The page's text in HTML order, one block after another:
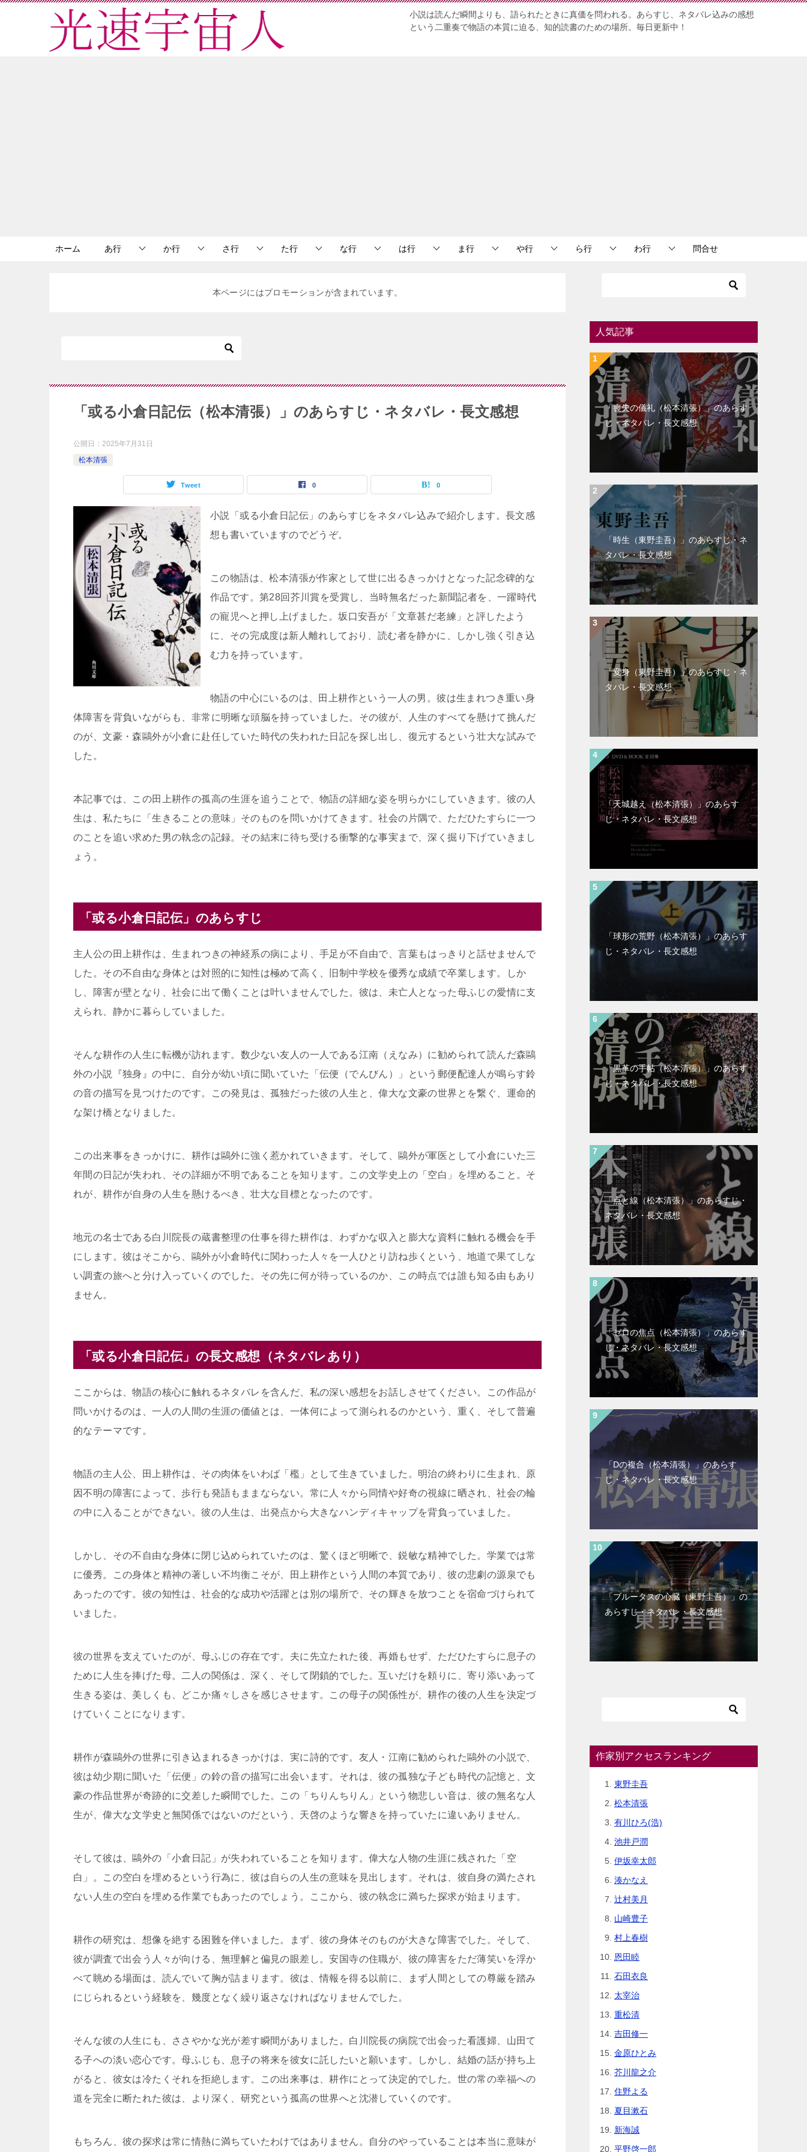
小説は読んだ瞬間よりも、語られたときに真価を問われる。あらすじ、ネタバレ込みの感想
という二重奏で物語の本質に迫る、知的読書のための場所。毎日更新中！
ホーム あ行 か行 さ行 た行 な行 は行 ま行 や行 ら行 わ行 問合せ
本ページにはプロモーションが含まれています。
「或る小倉日記伝（松本清張）」のあらすじ・ネタバレ・長文感想
公開日： 2025年7月31日
松本清張
Tweet 0 0
小説「或る小倉日記伝」のあらすじをネタバレ込みで紹介します。長文感
想も書いていますのでどうぞ。
この物語は、松本清張が作家として世に出るきっかけとなった記念碑的な
作品です。第28回芥川賞を受賞し、当時無名だった新聞記者を、一躍時代
の寵児へと押し上げました。坂口安吾が「文章甚だ老練」と評したよう
に、その完成度は新人離れしており、読む者を静かに、しかし強く引き込
む力を持っています。
物語の中心にいるのは、田上耕作という一人の男。彼は生まれつき重い身
体障害を背負いながらも、非常に明晰な頭脳を持っていました。その彼が、人生のすべてを懸けて挑んだ
のが、文豪・森鷗外が小倉に赴任していた時代の失われた日記を探し出し、復元するという壮大な試みで
した。
本記事では、この田上耕作の孤高の生涯を追うことで、物語の詳細な姿を明らかにしていきます。彼の人
生は、私たちに「生きることの意味」そのものを問いかけてきます。社会の片隅で、ただひたすらに一つ
のことを追い求めた男の執念の記録。その結末に待ち受ける衝撃的な事実まで、深く掘り下げていきまし
ょう。
「或る小倉日記伝」のあらすじ
主人公の田上耕作は、生まれつきの神経系の病により、手足が不自由で、言葉もはっきりと話せませんで
した。その不自由な身体とは対照的に知性は極めて高く、旧制中学校を優秀な成績で卒業します。しか
し、障害が壁となり、社会に出て働くことは叶いませんでした。彼は、未亡人となった母ふじの愛情に支
えられ、静かに暮らしていました。
そんな耕作の人生に転機が訪れます。数少ない友人の一人である江南（えなみ）に勧められて読んだ森鷗
外の小説『独身』の中に、自分が幼い頃に聞いていた「伝便（でんびん）」という郵便配達人が鳴らす鈴
の音の描写を見つけたのです。この発見は、孤独だった彼の人生と、偉大な文豪の世界とを繋ぐ、運命的
な架け橋となりました。
この出来事をきっかけに、耕作は鷗外に強く惹かれていきます。そして、鷗外が軍医として小倉にいた三
年間の日記が失われ、その詳細が不明であることを知ります。この文学史上の「空白」を埋めること。そ
れが、耕作が自身の人生を懸けるべき、壮大な目標となったのです。
地元の名士である白川院長の蔵書整理の仕事を得た耕作は、わずかな収入と膨大な資料に触れる機会を手
にします。彼はそこから、鷗外が小倉時代に関わった人々を一人ひとり訪ね歩くという、地道で果てしな
い調査の旅へと分け入っていくのでした。その先に何が待っているのか、この時点では誰も知る由もあり
ません。
「或る小倉日記伝」の長文感想（ネタバレあり）
ここからは、物語の核心に触れるネタバレを含んだ、私の深い感想をお話しさせてください。この作品が
問いかけるのは、一人の人間の生涯の価値とは、一体何によって測られるのかという、重く、そして普遍
的なテーマです。
物語の主人公、田上耕作は、その肉体をいわば「檻」として生きていました。明治の終わりに生まれ、原
因不明の障害によって、歩行も発語もままならない。常に人々から同情や好奇の視線に晒され、社会の輪
の中に入ることができない。彼の人生は、出発点から大きなハンディキャップを背負っていました。
しかし、その不自由な身体に閉じ込められていたのは、驚くほど明晰で、鋭敏な精神でした。学業では常
に優秀。この身体と精神の著しい不均衡こそが、田上耕作という人間の本質であり、彼の悲劇の源泉でも
あったのです。彼の知性は、社会的な成功や活躍とは別の場所で、その輝きを放つことを宿命づけられて
いました。
彼の世界を支えていたのが、母ふじの存在です。夫に先立たれた後、再婚もせず、ただひたすらに息子の
ために人生を捧げた母。二人の関係は、深く、そして閉鎖的でした。互いだけを頼りに、寄り添いあって
生きる姿は、美しくも、どこか痛々しさを感じさせます。この母子の関係性が、耕作の後の人生を決定づ
けていくことになります。
耕作が森鷗外の世界に引き込まれるきっかけは、実に詩的です。友人・江南に勧められた鷗外の小説で、
彼は幼少期に聞いた「伝便」の鈴の音の描写に出会います。それは、彼の孤独な子ども時代の記憶と、文
豪の作品世界が奇跡的に交差した瞬間でした。この「ちりんちりん」という物悲しい音は、彼の無名な人
生が、偉大な文学史と無関係ではないのだという、天啓のような響きを持っていたに違いありません。
そして彼は、鷗外の「小倉日記」が失われていることを知ります。偉大な人物の生涯に残された「空
白」。この空白を埋めるという行為に、彼は自らの人生の意味を見出します。それは、彼自身の満たされ
ない人生の空白を埋める作業でもあったのでしょう。ここから、彼の執念に満ちた探求が始まります。
耕作の研究は、想像を絶する困難を伴いました。まず、彼の身体そのものが大きな障害でした。そして、
彼が調査で出会う人々が向ける、無理解と偏見の眼差し。安国寺の住職が、彼の障害をただ薄笑いを浮か
べて眺める場面は、読んでいて胸が詰まります。彼は、情報を得る以前に、まず人間としての尊厳を踏み
にじられるという経験を、幾度となく繰り返さなければなりませんでした。
そんな彼の人生にも、ささやかな光が差す瞬間がありました。白川院長の病院で出会った看護婦、山田て
る子への淡い恋心です。母ふじも、息子の将来を彼女に託したいと願います。しかし、結婚の話が持ち上
がると、彼女は冷たくそれを拒絶します。この出来事は、耕作にとって決定的でした。世の常の幸福への
道を完全に断たれた彼は、より深く、研究という孤高の世界へと沈潜していくのです。
もちろん、彼の探求は常に情熱に満ちていたわけではありません。自分のやっていることは本当に意味が
人気記事
「喪失の儀礼（松本清張）」のあらす
じ・ネタバレ・長文感想
「時生（東野圭吾）」のあらすじ・ネ
タバレ・長文感想
「変身（東野圭吾）」のあらすじ・ネ
タバレ・長文感想
「天城越え（松本清張）」のあらす
じ・ネタバレ・長文感想
「球形の荒野（松本清張）」のあらす
じ・ネタバレ・長文感想
「黒革の手帖（松本清張）」のあらす
じ・ネタバレ・長文感想
「点と線（松本清張）」のあらすじ・
ネタバレ・長文感想
「ゼロの焦点（松本清張）」のあらす
じ・ネタバレ・長文感想
「Dの複合（松本清張）」のあらす
じ・ネタバレ・長文感想
「ブルータスの心臓（東野圭吾）」の
あらすじ・ネタバレ・長文感想
作家別アクセスランキング
東野圭吾
松本清張
有川ひろ(浩)
池井戸潤
伊坂幸太郎
湊かなえ
辻村美月
山崎豊子
村上春樹
恩田睦
石田衣良
太宰治
重松清
吉田修一
金原ひとみ
芥川龍之介
住野よる
夏目漱石
新海誠
平野啓一郎